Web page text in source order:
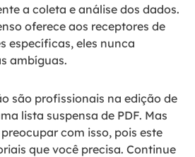
a coleta e análise dos dados.
oferece aos receptores de
específicas, eles nunca
ambíguas.
são profissionais na edição de
lista suspensa de PDF. Mas
com isso, pois este
que você precisa. Continue